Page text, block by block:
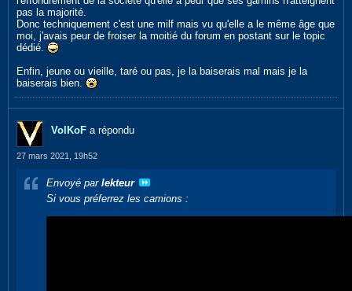
pas la majorité.
Donc techniquement c'est une milf mais vu qu'elle a le même âge que
moi, j'avais peur de froiser la moitié du forum en postant sur le topic
dédié.
Enfin, jeune ou vieille, taré ou pas, je la baiserais mal mais je la
baiserais bien.
VolKoF a répondu
27 mars 2021, 19h52
Envoyé par lekteur
Si vous préferrez les camions :